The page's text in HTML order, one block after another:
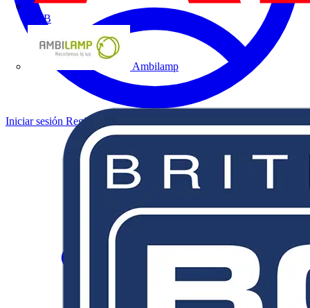
ABB
Ambilamp
Iniciar sesión Registrarse